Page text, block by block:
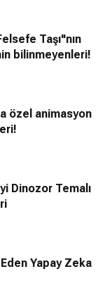
Taşı"nın
bilinmeyenleri!
özel animasyon
Dinozor Temalı
Yapay Zeka